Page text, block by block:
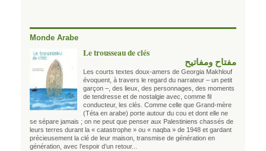
Monde Arabe
Le trousseau de clés
مفتاح ومفاتيح
Les courts textes doux-amers de Georgia Makhlouf
évoquent, à travers le regard du narrateur – un petit
garçon –, des lieux, des personnages, des moments
de tendresse et de nostalgie avec, comme fil
conducteur, les clés. Comme celle que Grand-mère
(Téta en arabe) porte autour du cou et dont elle ne
se sépare jamais ; on ne peut que penser aux Palestiniens chassés de
leurs terres durant la « catastrophe » ou « naqba » de 1948 et gardant
précieusement la clé de leur maison, transmise de génération en
génération, avec l’espoir d’un retour...